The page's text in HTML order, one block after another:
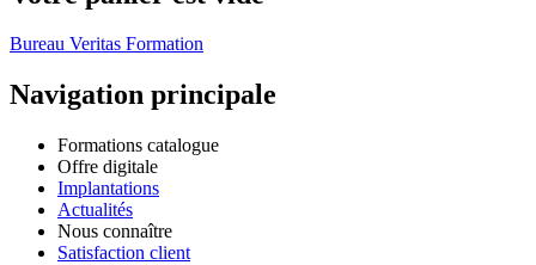
Bureau Veritas Formation
Navigation principale
Formations catalogue
Offre digitale
Implantations
Actualités
Nous connaître
Satisfaction client